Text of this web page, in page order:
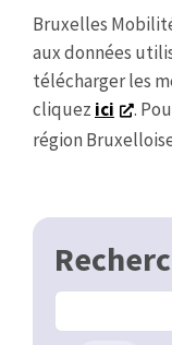
Bruxelles
aux données
télécharger les
cliquez ici
.
région